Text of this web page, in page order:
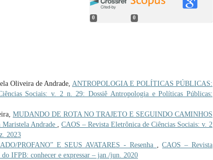
0 0
Oliveira de Andrade, ANTROPOLOGIA E POLÍTICAS PÚBLICAS:
Sociais: v. 2 n. 29: Dossiê Antropologia e Políticas Públicas:
MUDANDO DE ROTA NO TRAJETO E SEGUINDO CAMINHOS
Andrade , CAOS – Revista Eletrônica de Ciências Sociais: v. 2
2023
PROFANO” E SEUS AVATARES - Resenha ,CAOS – Revista
IFPB: conhecer e expressar – jan./jun. 2020